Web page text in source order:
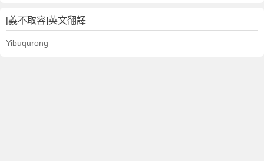
[義不取容]英文翻譯
Yibuqurong